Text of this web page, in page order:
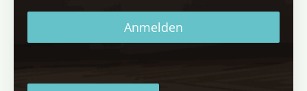
Anmelden